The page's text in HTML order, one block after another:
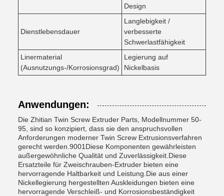
Design
Dienstlebensdauer
Langlebigkeit /
verbesserte
Schwerlastfähigkeit
Linermaterial
(Ausnutzungs-/Korrosionsgrad)
Legierung auf
Nickelbasis
Anwendungen:
Die Zhitian Twin Screw Extruder Parts, Modellnummer 50-
95, sind so konzipiert, dass sie den anspruchsvollen
Anforderungen moderner Twin Screw Extrusionsverfahren
gerecht werden.9001Diese Komponenten gewährleisten
außergewöhnliche Qualität und Zuverlässigkeit.Diese
Ersatzteile für Zweischrauben-Extruder bieten eine
hervorragende Haltbarkeit und Leistung.Die aus einer
Nickellegierung hergestellten Auskleidungen bieten eine
hervorragende Verschleiß- und Korrosionsbeständigkeit